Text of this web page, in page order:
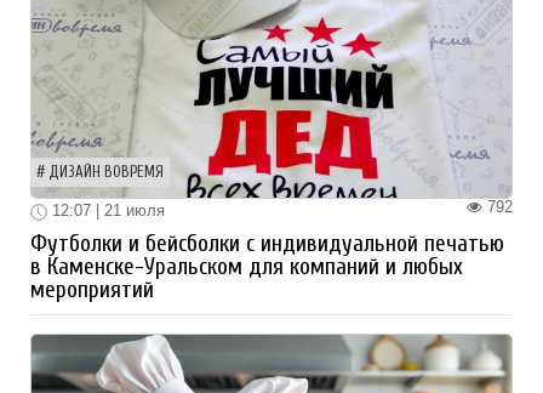
ДИЗАЙН ВОВРЕМЯ
792
12:07 | 21 июля
Футболки и бейсболки с индивидуальной печатью
в Каменске-Уральском для компаний и любых
мероприятий